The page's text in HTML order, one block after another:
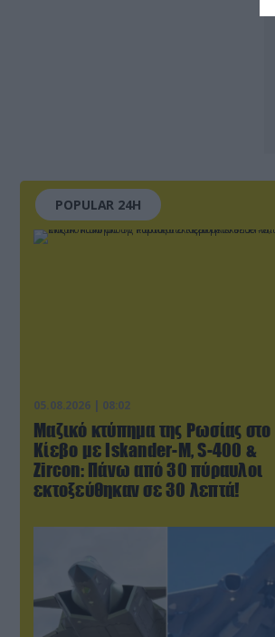
POPULAR 24H
05.08.2026 | 08:02
Μαζικό κτύπημα της Ρωσίας στο
Κίεβο με Iskander-Μ, S-400 &
Zircon: Πάνω από 30 πύραυλοι
εκτοξεύθηκαν σε 30 λεπτά!